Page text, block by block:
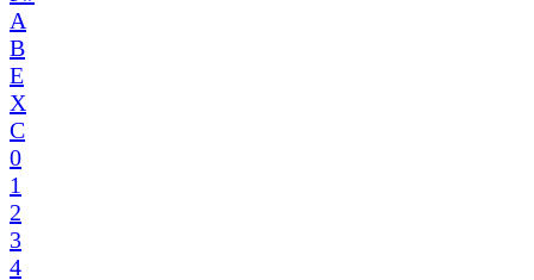
A
B
E
X
C
0
1
2
3
4